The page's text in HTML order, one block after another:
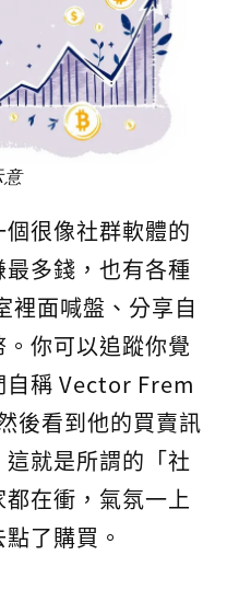
意
很像社群軟體的
多錢，也有各種
裡面喊盤、分享自
你可以追蹤你覺
自稱 Vector Frem
後看到他的買賣訊
就是所謂的「社
在衝，氣氛一上
了購買。